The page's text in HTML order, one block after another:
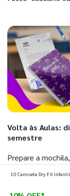
Volta às Aulas:
semestre
Prepare a
que fazem toda
10 Camiseta Dry Fit Infantil